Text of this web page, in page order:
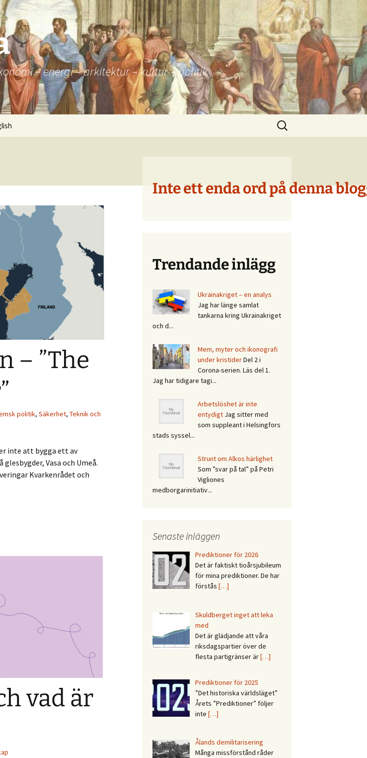
– energi – arkitektur – kultur – politik
Sök
efter:
– ”The
politik, Säkerhet, Teknik och
inte att bygga ett av
Vasa och Umeå.
Kvarkenrådet och
vad är
Inte ett enda ord på denna
Trendande inlägg
Ukrainakriget – en analys
Jag har länge samlat
tankarna kring Ukrainakriget
och d...
Mem, myter och ikonografi
under kristiderDel 2 i
Corona-serien. Läs del 1.
Jag har tidigare tagi...
Arbetslöshet är inte
entydigt Jag sitter med
som suppleant i Helsingfors
stads syssel...
Strunt om Alkos härlighet
Som ”svar på tal” på Petri
Vigliones
medborgarinitiativ...
Senaste inläggen
Prediktioner för 2026
Det är faktiskt tioårsjubileum
för mina prediktioner. De har
förstås […]
Skuldberget inget att leka
med
Det är glädjande att våra
riksdagspartier över de
flesta partigränser är[…]
Prediktioner för 2025
”Det historiska världsläget”
Årets ”Prediktioner” följer
inte […]
Ålands demilitarisering
Många missförstånd råder